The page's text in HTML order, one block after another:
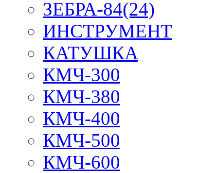
ЗЕБРА-84(24)
ИНСТРУМЕНТ
КАТУШКА
КМЧ-300
КМЧ-380
КМЧ-400
КМЧ-500
КМЧ-600